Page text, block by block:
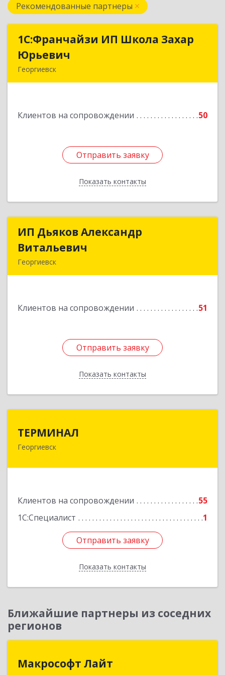
Рекомендованные партнеры
1С:Франчайзи ИП Школа Захар
Юрьевич
Георгиевск
Клиентов на сопровождении 50
Отправить заявку
Показать контакты
1С:Франчайзи ИП Школа Захар
Отправить заявку
Назад
ИП Дьяков Александр
Витальевич
Георгиевск
Клиентов на сопровождении 51
Отправить заявку
Показать контакты
ИП Дьяков Александр
Отправить заявку
Назад
ТЕРМИНАЛ
Георгиевск
Клиентов на сопровождении
55
1С:Специалист
1
Отправить заявку
Показать контакты
357820, Ставропольский край, Георгиевск г,
Отправить заявку
Назад
Ближайшие партнеры из соседних
регионов
Макрософт Лайт